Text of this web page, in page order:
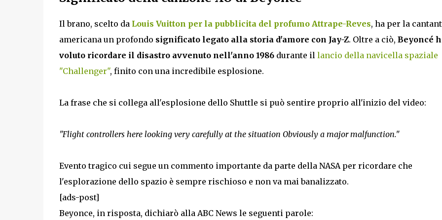
Il brano, scelto da Louis Vuitton per la pubblicita del profumo Attrape-Reves, ha per la
americana un profondo significato legato alla storia d'amore con Jay-Z. Oltre a ciò, Beyoncé
voluto ricordare il disastro avvenuto nell'anno 1986durante il lancio della navicella spaziale
"Challenger", finito con una incredibile esplosione.
La frase che si collega all'esplosione dello Shuttle si può sentire proprio all'inizio del video:
"Flight controllers here looking very carefully at the situation Obviously a major malfunction."
Evento tragico cui segue un commento importante da parte della NASA per ricordare che
l'esplorazione dello spazio è sempre rischioso e non va mai banalizzato.
[ads-post]
Beyonce, in risposta, dichiarò alla ABC News le seguenti parole: